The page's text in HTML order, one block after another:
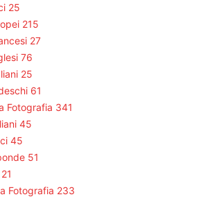
25
215
27
76
25
61
Fotografia 341
45
45
51
21
Fotografia 233